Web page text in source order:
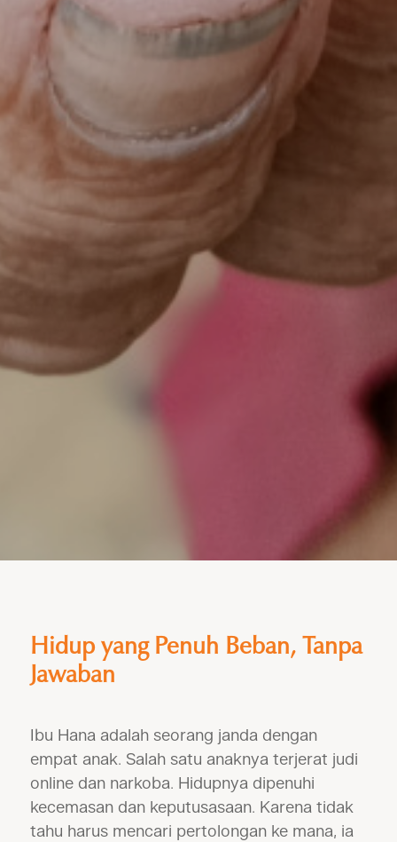
Hidup yang Penuh Beban, Tanpa
Jawaban
Ibu Hana adalah seorang janda dengan
empat anak. Salah satu anaknya terjerat judi
online dan narkoba. Hidupnya dipenuhi
kecemasan dan keputusasaan. Karena tidak
tahu harus mencari pertolongan ke mana, ia